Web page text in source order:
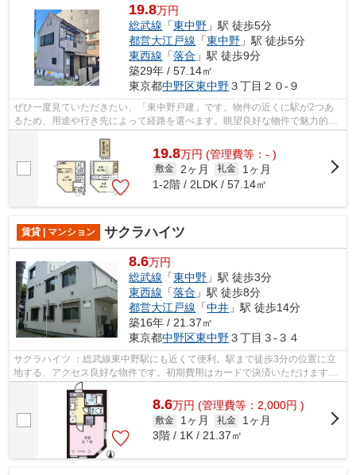
19.8万円
総武線 「東中野 」駅 徒歩5分
都営大江戸線 「東中野 」駅 徒歩5分
東西線 「落合 」駅 徒歩9分
築29年 / 57.14㎡
東京都中野区東中野３丁目２０-９
ぜひ一度見ていただきたい、「東中野戸建」です。物件の近くに駅が2つあ
るため、用途や行き先によって経路を選べます。眺望良好な物件で魅力的で
19.8万円 (管理費等：- )
敷金 2ヶ月 礼金
1ヶ月
1-2階 / 2LDK / 57.14㎡
賃貸 | マンション サクラハイツ
8.6万円
総武線 「東中野 」駅 徒歩3分
東西線 「落合 」駅 徒歩8分
都営大江戸線 「中井 」駅 徒歩14分
築16年 / 21.37㎡
東京都中野区東中野３丁目３-３４
サクラハイツ ：総武線東中野駅にも近くて便利。駅まで徒歩3分の位置に立
地する、アクセス良好な物件です。初期費用はカードで決済いただけます。
最上階の物件です。ココ総武線東中野...
8.6万円 (管理費等：2,000円 )
敷金 1ヶ月 礼金
1ヶ月
3階 / 1K / 21.37㎡